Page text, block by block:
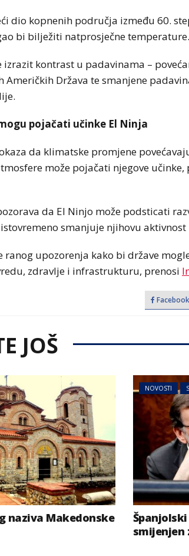
dio kopnenih područja između 60.
bi bilježiti natprosječne temperature.
izrazit kontrast u padavinama –
Američkih Država te smanjene
pojačati učinke El Ninja
da klimatske promjene
može pojačati njegove
da El Ninjo može podsticati
smanjuje njihovu
ranog upozorenja kako bi države
zdravlje i infrastrukturu, prenosi
Facebook
JOŠ
naziva Makedonske
NOVOSTI
smijenjen